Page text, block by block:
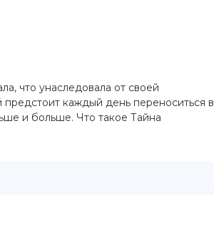
что унаследовала от своей
каждый день переноситься в
и больше. Что такое Тайна